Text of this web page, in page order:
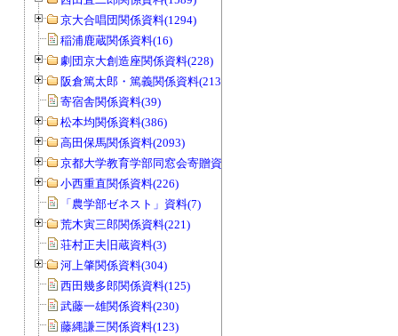
京大合唱団関係資料(1294)
稲浦鹿蔵関係資料(16)
劇団京大創造座関係資料(228)
阪倉篤太郎・篤義関係資料(213)
寄宿舎関係資料(39)
松本均関係資料(386)
高田保馬関係資料(2093)
京都大学教育学部同窓会寄贈資料(963)
小西重直関係資料(226)
「農学部ゼネスト」資料(7)
荒木寅三郎関係資料(221)
荘村正夫旧蔵資料(3)
河上肇関係資料(304)
西田幾多郎関係資料(125)
武藤一雄関係資料(230)
藤縄謙三関係資料(123)